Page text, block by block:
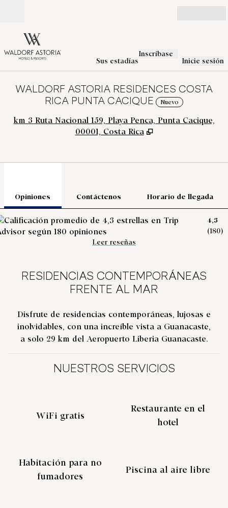
Sus estadías
Inscríbase
Inicie sesión
WALDORF ASTORIA RESIDENCES COSTA
RICA PUNTA CACIQUE
Nuevo
km 3 Ruta Nacional 159, Playa Penca, Punta Cacique,
00001, Costa Rica
Opiniones Contáctenos
Horario de llegada
4,3
(180)
Leer reseñas
RESIDENCIAS CONTEMPORÁNEAS
FRENTE AL MAR
Disfrute de residencias contemporáneas, lujosas e
inolvidables, con una increíble vista a Guanacaste,
a solo 29 km del Aeropuerto Liberia Guanacaste.
NUESTROS SERVICIOS
WiFi gratis
Restaurante en el
hotel
Habitación para no
fumadores
Piscina al aire libre